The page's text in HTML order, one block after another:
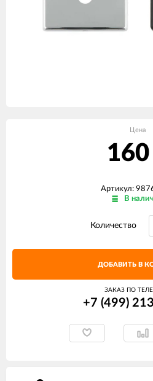
Цена
160
Артикул:
В
Количество
ДОБАВИТЬ В
ЗАКАЗ ПО
+7 (499)